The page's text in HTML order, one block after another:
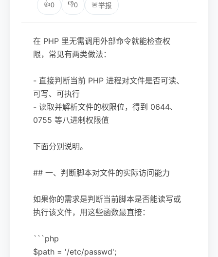
👍0 👎0 🚨举报
在 PHP 里无需调用外部命令就能检查权
限，常见有两类做法：
- 直接判断当前 PHP 进程对文件是否可读、
可写、可执行
- 读取并解析文件的权限位，得到 0644、
0755 等八进制权限值
下面分别说明。
## 一、判断脚本对文件的实际访问能力
如果你的需求是判断当前脚本是否能读写或
执行该文件，用这些函数最直接：
```php
$path = '/etc/passwd';